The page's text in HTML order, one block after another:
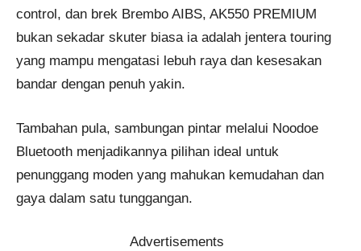
control, dan brek Brembo AIBS, AK550 PREMIUM
bukan sekadar skuter biasa ia adalah jentera touring
yang mampu mengatasi lebuh raya dan kesesakan
bandar dengan penuh yakin.
Tambahan pula, sambungan pintar melalui Noodoe
Bluetooth menjadikannya pilihan ideal untuk
penunggang moden yang mahukan kemudahan dan
gaya dalam satu tunggangan.
Advertisements